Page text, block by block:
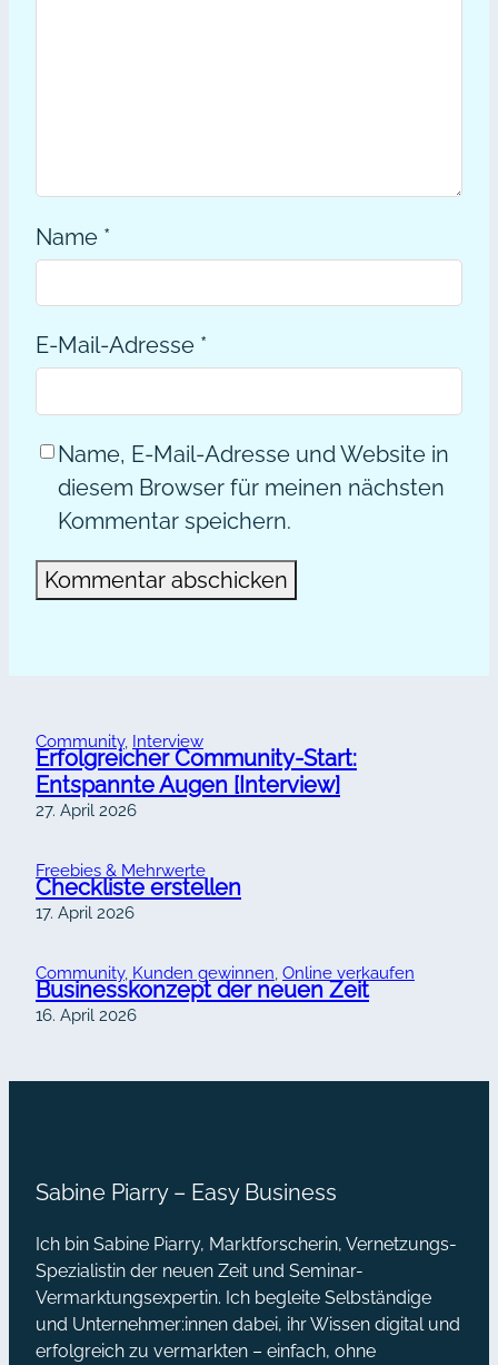
Name *
E-Mail-Adresse *
Name, E-Mail-Adresse und Website in
diesem Browser für meinen nächsten
Kommentar speichern.
Community, Interview
Erfolgreicher Community-Start:
Entspannte Augen [Interview]
27. April 2026
Freebies & Mehrwerte
Checkliste erstellen
17. April 2026
Community, Kunden gewinnen, Online verkaufen
Businesskonzept der neuen Zeit
16. April 2026
Sabine Piarry – Easy Business
Ich bin Sabine Piarry, Marktforscherin, Vernetzungs-
Spezialistin der neuen Zeit und Seminar-
Vermarktungsexpertin. Ich begleite Selbständige
und Unternehmer:innen dabei, ihr Wissen digital und
erfolgreich zu vermarkten – einfach, ohne